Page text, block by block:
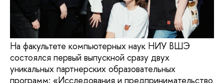
На факультете компьютерных наук НИУ ВШЭ
состоялся первый выпускной сразу двух
уникальных партнерских образовательных
программ: «Исследования и предпринимательство